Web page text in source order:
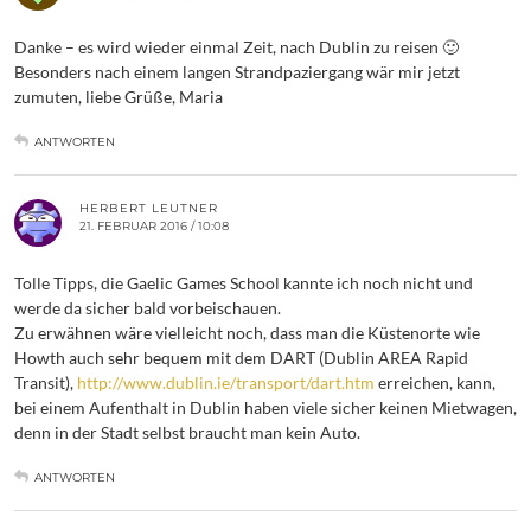
Danke – es wird wieder einmal Zeit, nach Dublin zu reisen 🙂
Besonders nach einem langen Strandpaziergang wär mir jetzt
zumuten, liebe Grüße, Maria
ANTWORTEN
HERBERT LEUTNER
21. FEBRUAR 2016 / 10:08
Tolle Tipps, die Gaelic Games School kannte ich noch nicht und
werde da sicher bald vorbeischauen.
Zu erwähnen wäre vielleicht noch, dass man die Küstenorte wie
Howth auch sehr bequem mit dem DART (Dublin AREA Rapid
Transit), http://www.dublin.ie/transport/dart.htm erreichen, kann,
bei einem Aufenthalt in Dublin haben viele sicher keinen Mietwagen,
denn in der Stadt selbst braucht man kein Auto.
ANTWORTEN